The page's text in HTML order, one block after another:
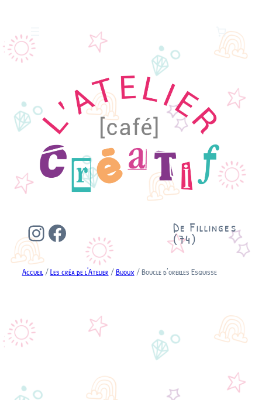
Instagram Facebook De Fillinges
(74)
Accueil /Les créa de l'Atelier /Bijoux/ Boucle d’oreilles Esquisse